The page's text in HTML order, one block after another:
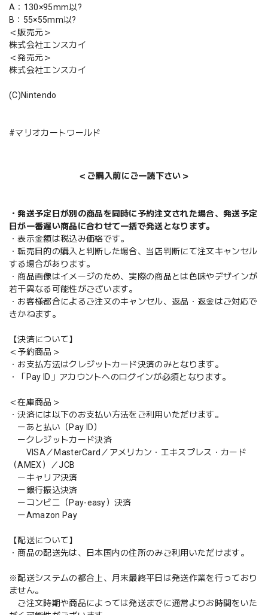
A：130×95mm以?
B：55×55mm以?
＜販売元＞
株式会社エンスカイ
＜発売元＞
株式会社エンスカイ
(C)Nintendo
#マリオカートワールド
＜ご購入前にご一読下さい＞
・発送予定日が別の商品を同時に予約注文された場合、発送予定
日が一番遅い商品に合わせて一括で発送となります。
・表示金額は税込み価格です。
・転売目的の購入と判断した場合、当店判断にて注文キャンセル
する場合があります。
・商品画像はイメージのため、実際の商品とは色味やデザインが
若干異なる可能性がございます。
・お客様都合によるご注文のキャンセル、返品・返金はご対応で
きかねます。
【決済について】
＜予約商品＞
・お支払方法はクレジットカード決済のみとなります。
・「Pay ID」アカウントへのログインが必須となります。
＜在庫商品＞
・決済には以下のお支払い方法をご利用いただけます。
ーあと払い（Pay ID）
ークレジットカード決済
VISA／MasterCard／アメリカン・エキスプレス・カード
（AMEX）／JCB
ーキャリア決済
ー銀行振込決済
ーコンビニ（Pay-easy）決済
ーAmazon Pay
【配送について】
・商品の配送先は、日本国内の住所のみご利用いただけます。
※配送システムの都合上、月末最終平日は発送作業を行っており
ません。
ご注文時期や商品によっては発送までに通常よりお時間をいた